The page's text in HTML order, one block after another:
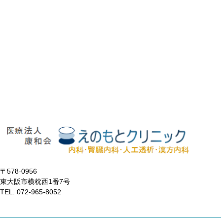
〒578-0956
東大阪市横枕西1番7号
TEL. 072-965-8052